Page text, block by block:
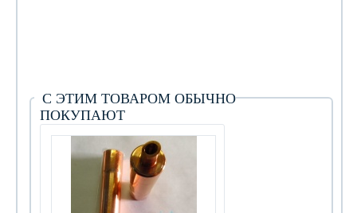
С ЭТИМ ТОВАРОМ ОБЫЧНО
ПОКУПАЮТ